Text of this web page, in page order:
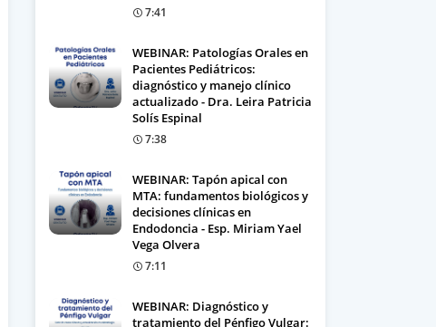
7:41
WEBINAR: Patologías Orales en
Pacientes Pediátricos:
diagnóstico y manejo clínico
actualizado - Dra. Leira Patricia
Solís Espinal
7:38
WEBINAR: Tapón apical con
MTA: fundamentos biológicos y
decisiones clínicas en
Endodoncia - Esp. Miriam Yael
Vega Olvera
7:11
WEBINAR: Diagnóstico y
tratamiento del Pénfigo Vulgar: